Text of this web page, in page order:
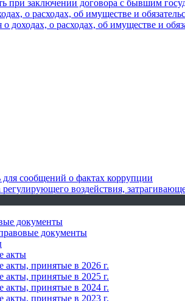
при заключении договора с бывшим
о расходах, об имуществе и
доходах, о расходах, об имуществе и
для сообщений о фактах коррупции
воздействия,
документы
документы
акты
акты, принятые в 2026 г.
акты, принятые в 2025 г.
акты, принятые в 2024 г.
акты, принятые в 2023 г.